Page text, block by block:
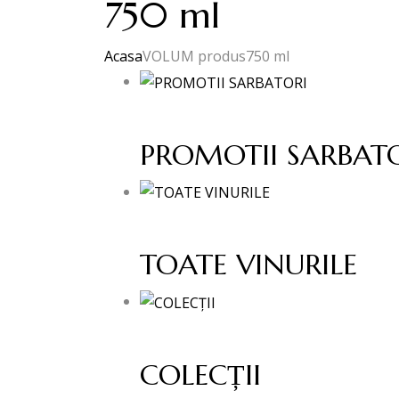
750 ml
AcasaVOLUM produs750 ml
PROMOTII
TOATE VINURILE
COLECȚII